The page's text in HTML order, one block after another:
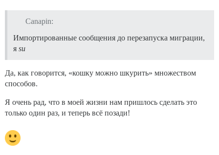
Canapin:
Импортированные сообщения до перезапуска миграции,
я su
Да, как говорится, «кошку можно шкурить» множеством
способов.
Я очень рад, что в моей жизни нам пришлось сделать это
только один раз, и теперь всё позади!